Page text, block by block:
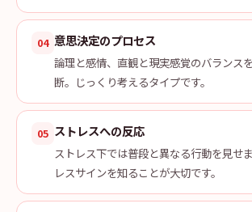
04 意思決定のプロセス
論理と感情、直観と現実感覚のバランス
断。じっくり考えるタイプです。
05 ストレスへの反応
ストレス下では普段と異なる行動を見せ
レスサインを知ることが大切です。